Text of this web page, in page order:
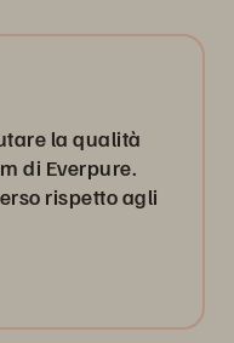
la qualità
di Everpure.
rispetto agli